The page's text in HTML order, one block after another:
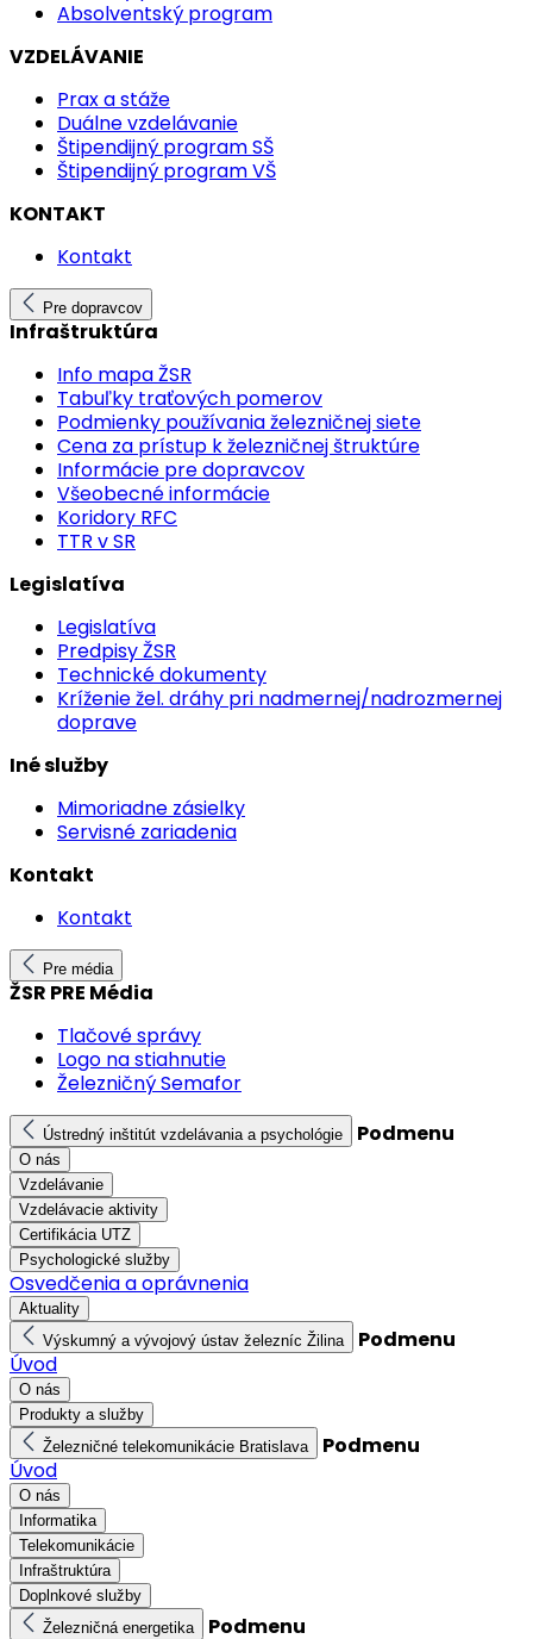
Absolventský program
VZDELÁVANIE
Prax a stáže
Duálne vzdelávanie
Štipendijný program SŠ
Štipendijný program VŠ
KONTAKT
Kontakt
Pre dopravcov
Infraštruktúra
Info mapa ŽSR
Tabuľky traťových pomerov
Podmienky používania železničnej siete
Cena za prístup k železničnej štruktúre
Informácie pre dopravcov
Všeobecné informácie
Koridory RFC
TTR v SR
Legislatíva
Legislatíva
Predpisy ŽSR
Technické dokumenty
Kríženie žel. dráhy pri nadmernej/nadrozmernej
doprave
Iné služby
Mimoriadne zásielky
Servisné zariadenia
Kontakt
Kontakt
Pre média
ŽSR PRE Média
Tlačové správy
Logo na stiahnutie
Železničný Semafor
Ústredný inštitút vzdelávania a psychológie Podmenu
O nás
Vzdelávanie
Vzdelávacie aktivity
Certifikácia UTZ
Psychologické služby
Osvedčenia a oprávnenia
Aktuality
Výskumný a vývojový ústav železníc Žilina
Podmenu
Úvod
O nás
Produkty a služby
Železničné telekomunikácie Bratislava
Podmenu
Úvod
O nás
Informatika
Telekomunikácie
Infraštruktúra
Doplnkové služby
Železničná energetika
Podmenu